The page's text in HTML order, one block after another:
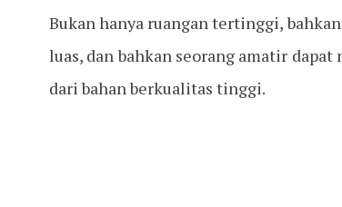
Bukan hanya ruangan tertinggi,
luas, dan bahkan seorang amatir
dari bahan berkualitas tinggi.